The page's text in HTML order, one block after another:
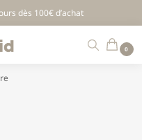
dès 100€ d’achat
0